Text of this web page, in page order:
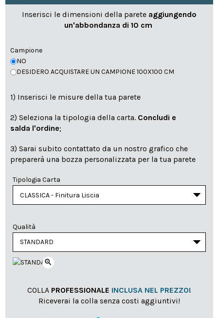
Inserisci le dimensioni della parete aggiungendo
un'abbondanza di 10 cm
Campione
NO
DESIDERO ACQUISTARE UN CAMPIONE 100X100 CM
1) Inserisci le misure della tua parete
2) Seleziona la tipologia della carta. Concludi e
salda l'ordine;
3) Sarai subito contattato da un nostro grafico che
preparerà una bozza personalizzata per la tua parete
Tipologia Carta
Qualità
zoom_in
COLLA PROFESSIONALE INCLUSA NEL PREZZO!
Riceverai la colla senza costi aggiuntivi!